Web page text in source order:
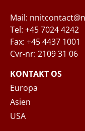
Når du
via
hvor du kan
Mail:
Tel: +45 7024 4242
Fax: +45 4437 1001
Cvr-nr: 2109 31 06
KONTAKT OS
Europa
Asien
USA